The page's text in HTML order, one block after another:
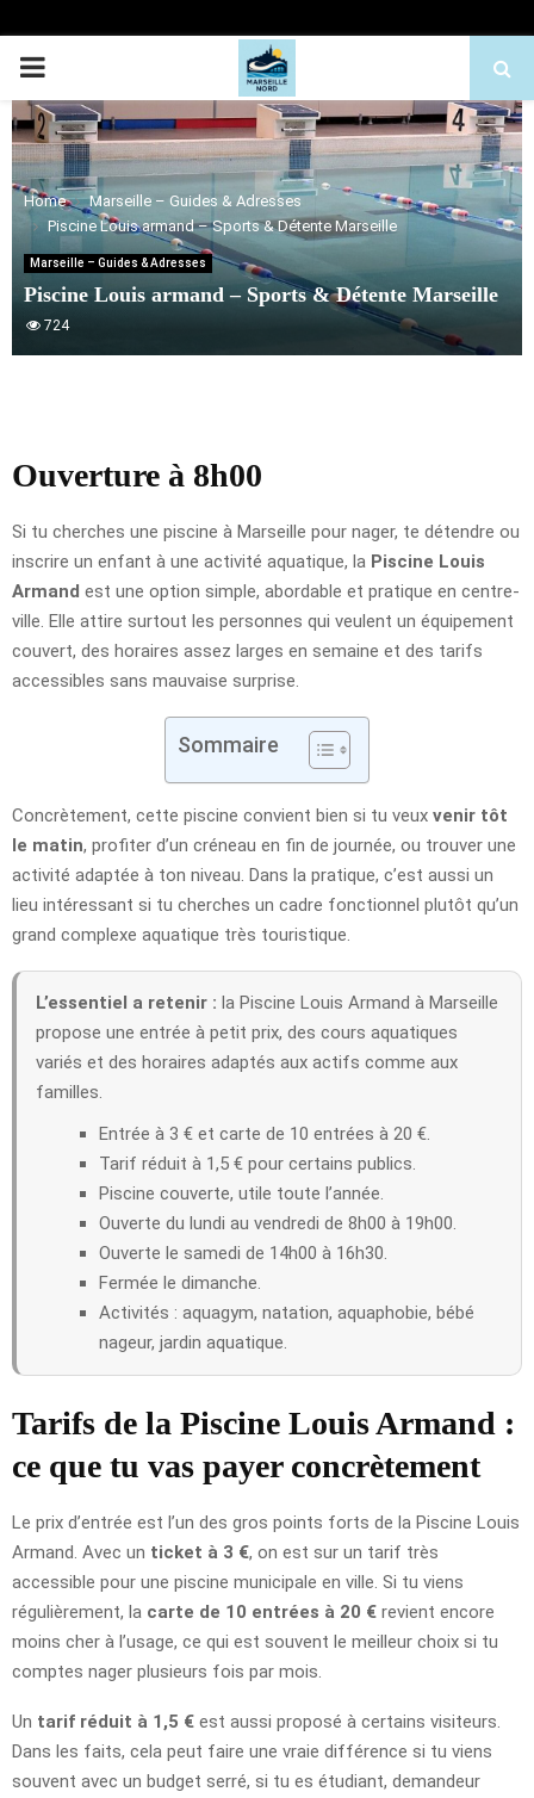
PRIMARY
MENU
Home
Marseille – Guides & Adresses
Piscine Louis armand – Sports & Détente Marseille
Marseille – Guides & Adresses
Piscine Louis armand – Sports & Détente Marseille
724
Ouverture à 8h00
Si tu cherches une piscine à Marseille pour nager, te détendre ou
inscrire un enfant à une activité aquatique, la Piscine Louis
Armand est une option simple, abordable et pratique en centre-
ville. Elle attire surtout les personnes qui veulent un équipement
couvert, des horaires assez larges en semaine et des tarifs
accessibles sans mauvaise surprise.
Sommaire
Concrètement, cette piscine convient bien si tu veux venir tôt
le matin, profiter d’un créneau en fin de journée, ou trouver une
activité adaptée à ton niveau. Dans la pratique, c’est aussi un
lieu intéressant si tu cherches un cadre fonctionnel plutôt qu’un
grand complexe aquatique très touristique.
L’essentiel a retenir : la Piscine Louis Armand à Marseille
propose une entrée à petit prix, des cours aquatiques
variés et des horaires adaptés aux actifs comme aux
familles.
Entrée à 3 € et carte de 10 entrées à 20 €.
Tarif réduit à 1,5 € pour certains publics.
Piscine couverte, utile toute l’année.
Ouverte du lundi au vendredi de 8h00 à 19h00.
Ouverte le samedi de 14h00 à 16h30.
Fermée le dimanche.
Activités : aquagym, natation, aquaphobie, bébé
nageur, jardin aquatique.
Tarifs de la Piscine Louis Armand :
ce que tu vas payer concrètement
Le prix d’entrée est l’un des gros points forts de la Piscine Louis
Armand. Avec un ticket à 3 €, on est sur un tarif très
accessible pour une piscine municipale en ville. Si tu viens
régulièrement, la carte de 10 entrées à 20 € revient encore
moins cher à l’usage, ce qui est souvent le meilleur choix si tu
comptes nager plusieurs fois par mois.
Un tarif réduit à 1,5 € est aussi proposé à certains visiteurs.
Dans les faits, cela peut faire une vraie différence si tu viens
souvent avec un budget serré, si tu es étudiant, demandeur